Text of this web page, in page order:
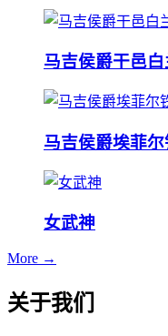
马吉侯爵干邑
马吉侯爵埃菲
女武神
More →
关于我们